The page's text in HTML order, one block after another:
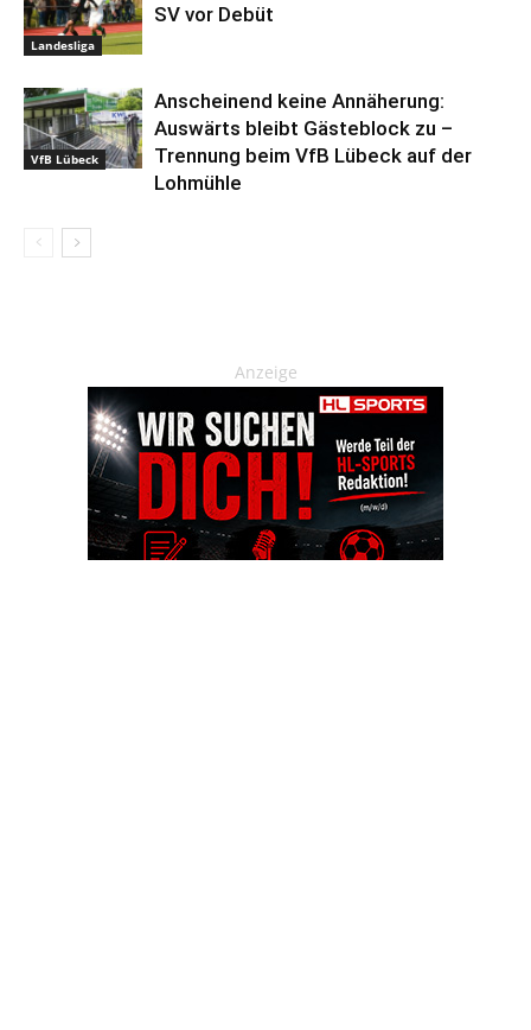
Landesliga
SV vor Debüt
VfB Lübeck
Anscheinend keine Annäherung:
Auswärts bleibt Gästeblock zu –
Trennung beim VfB Lübeck auf der
Lohmühle
Anzeige